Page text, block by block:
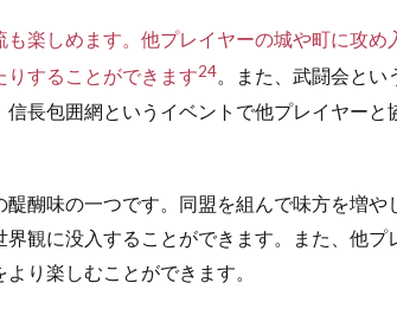
楽しめます。他プレイヤーの城や町に攻め
りすることができます24。また、武闘会とい
長包囲網というイベントで他プレイヤーと
醐味の一つです。同盟を組んで味方を増や
観に没入することができます。また、他プ
り楽しむことができます。